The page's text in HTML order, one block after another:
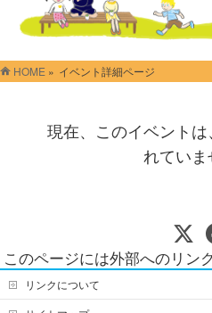
HOME » イベント詳細ページ
現在、このイベント
れていま
このページには外部へのリン
リンクについて